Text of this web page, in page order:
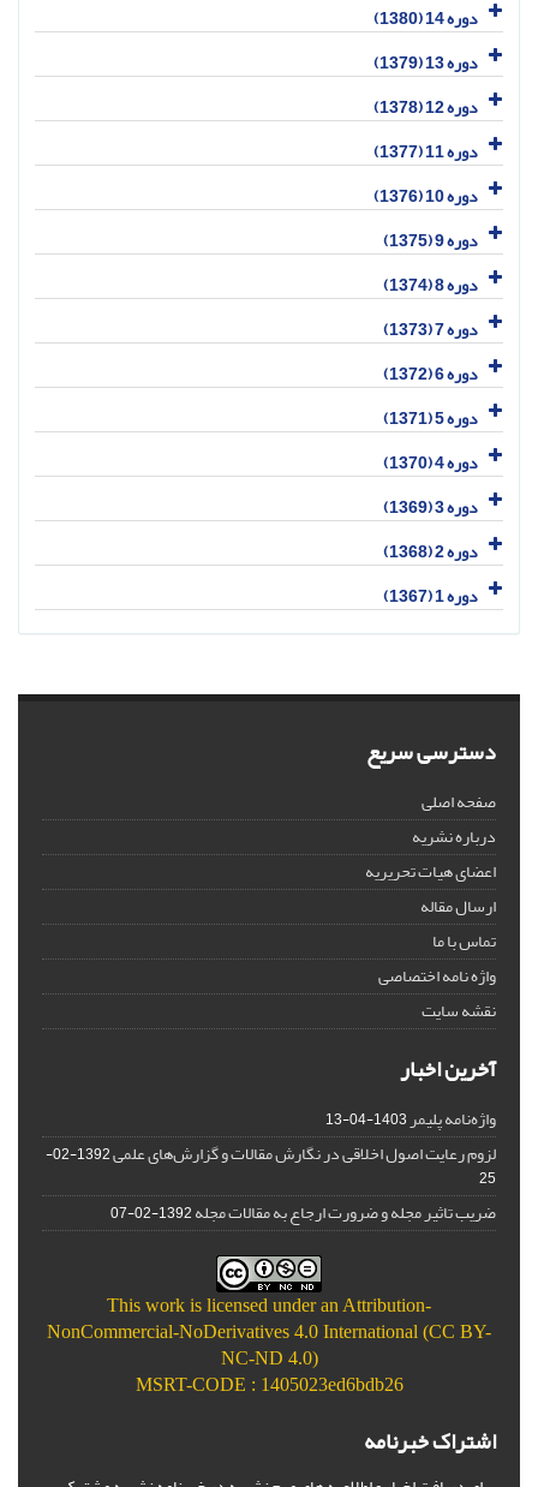
دوره 14 (1380)
دوره 13 (1379)
دوره 12 (1378)
دوره 11 (1377)
دوره 10 (1376)
دوره 9 (1375)
دوره 8 (1374)
دوره 7 (1373)
دوره 6 (1372)
دوره 5 (1371)
دوره 4 (1370)
دوره 3 (1369)
دوره 2 (1368)
دوره 1 (1367)
دسترسی سریع
صفحه اصلی
درباره نشریه
اعضای هیات تحریریه
ارسال مقاله
تماس با ما
واژه نامه اختصاصی
نقشه سایت
آخرین اخبار
واژه‌نامه پلیمر1403-04-13
لزوم رعایت اصول اخلاقی در نگارش مقالات و گزارش‌‌های علمی
1392-02-
25
ضریب تاثیر مجله و ضرورت ارجاع به مقالات مجله1392-02-07
This work is licensed under an Attribution-
NonCommercial-NoDerivatives 4.0 International (CC BY-
NC-ND 4.0)
MSRT-CODE : 1405023ed6bdb26
اشتراک خبرنامه